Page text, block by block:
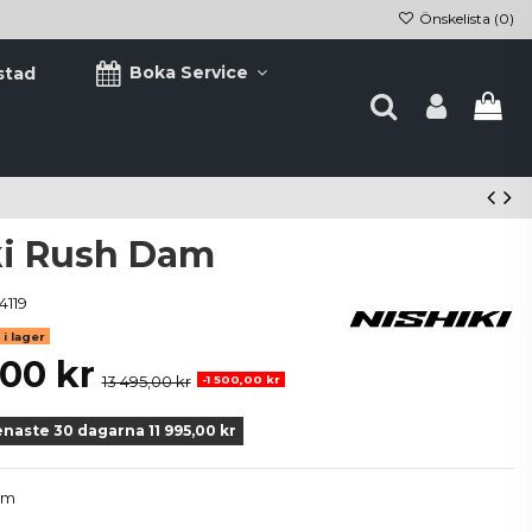
Önskelista (0)
Boka Service
Rush Dam
i lager
kr 13 495,00 kr -1 500,00 kr
30 dagarna 11 995,00 kr